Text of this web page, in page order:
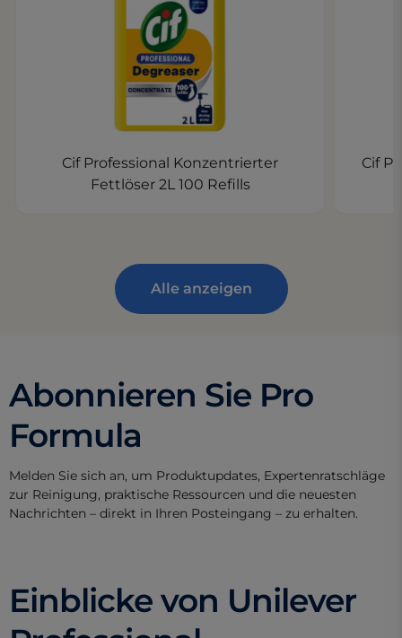
Cif Professional Konzentrierter
Fettlöser 2L 100 Refills
Cif
Alle anzeigen
Abonnieren Sie Pro
Formula
Melden Sie sich an, um Produktupdates, Expertenratschläge
zur Reinigung, praktische Ressourcen und die neuesten
Nachrichten – direkt in Ihren Posteingang – zu erhalten.
Einblicke von Unilever